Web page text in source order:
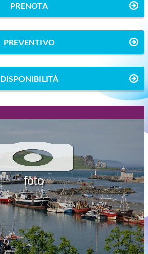
PRENOTA
PREVENTIVO
DISPONIBILITÀ
foto